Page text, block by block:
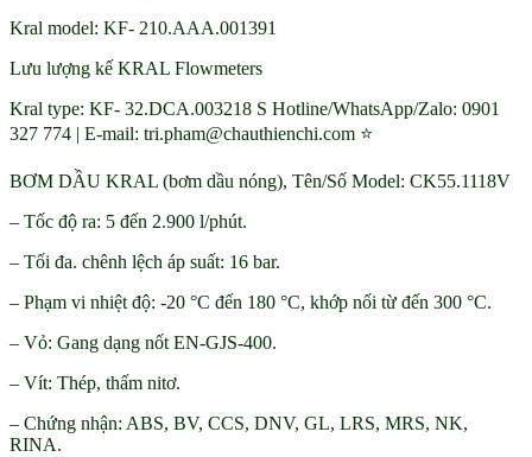
Kral model: KF- 210.AAA.001391
Lưu lượng kế KRAL Flowmeters
Kral type: KF- 32.DCA.003218 S Hotline/WhatsApp/Zalo: 0901
327 774 | E-mail: tri.pham@chauthienchi.com ⭐
BƠM DẦU KRAL (bơm dầu nóng), Tên/Số Model: CK55.1118V
– Tốc độ ra: 5 đến 2.900 l/phút.
– Tối đa. chênh lệch áp suất: 16 bar.
– Phạm vi nhiệt độ: -20 °C đến 180 °C, khớp nối từ đến 300 °C.
– Vỏ: Gang dạng nốt EN-GJS-400.
– Vít: Thép, thấm nitơ.
– Chứng nhận: ABS, BV, CCS, DNV, GL, LRS, MRS, NK,
RINA.